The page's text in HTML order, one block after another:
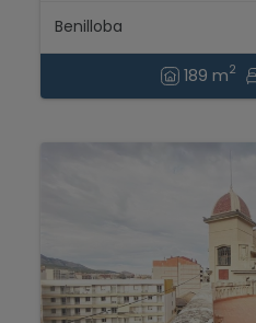
Benilloba
189 m2